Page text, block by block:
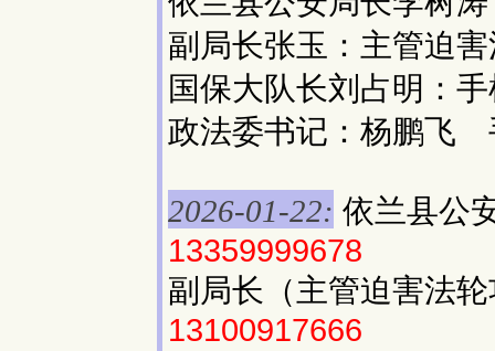
副局长张玉：主管迫
国保大队长刘占明：
政法委书记：杨鹏飞
2026-01-22: 依兰县公
13359999678
副局长（主管迫害法
13100917666